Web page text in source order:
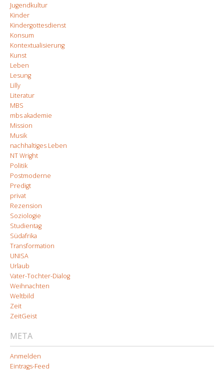
Jugendkultur
Kinder
Kindergottesdienst
Konsum
Kontextualisierung
Kunst
Leben
Lesung
Lilly
Literatur
MBS
mbs akademie
Mission
Musik
nachhaltiges Leben
NT Wright
Politik
Postmoderne
Predigt
privat
Rezension
Soziologie
Studientag
Südafrika
Transformation
UNISA
Urlaub
Vater-Tochter-Dialog
Weihnachten
Weltbild
Zeit
ZeitGeist
META
Anmelden
Eintrags-Feed